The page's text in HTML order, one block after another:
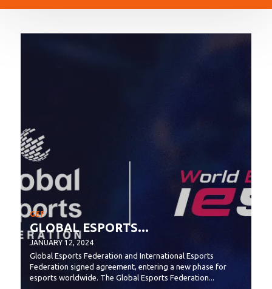
GEF
GLOBAL ESPORTS...
JANUARY 12, 2024
Global Esports Federation and International Esports
Federation signed agreement, entering a new phase for
esports worldwide. The Global Esports Federation...